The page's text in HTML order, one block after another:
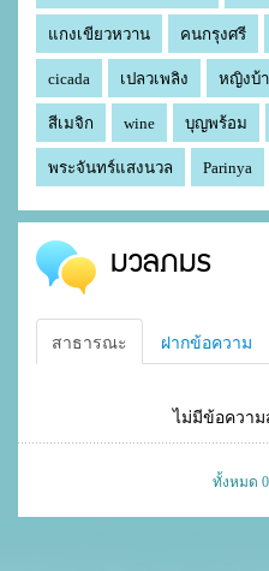
แกงเขียวหวาน คนกรุงศรี
cicada เปลวเพลิง หญิงบ้า
สีเมจิก wine บุญพร้อม
พระจันทร์แสงนวล Parinya
มวลภมร
สาธารณะ ฝากข้อความ
ไม่มีข้อความ
ทั้งหมด